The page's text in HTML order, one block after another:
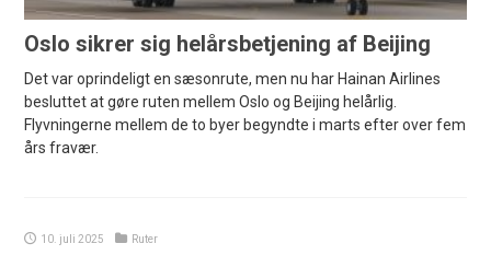
Oslo sikrer sig helårsbetjening af Beijing
Det var oprindeligt en sæsonrute, men nu har Hainan Airlines
besluttet at gøre ruten mellem Oslo og Beijing helårlig.
Flyvningerne mellem de to byer begyndte i marts efter over fem
års fravær.
10. juli 2025 Ruter